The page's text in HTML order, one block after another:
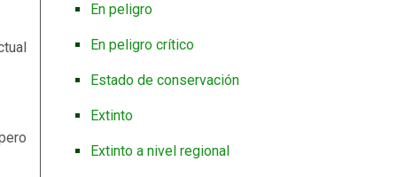
En peligro
En peligro crítico
Estado de conservación
Extinto
Extinto a nivel regional